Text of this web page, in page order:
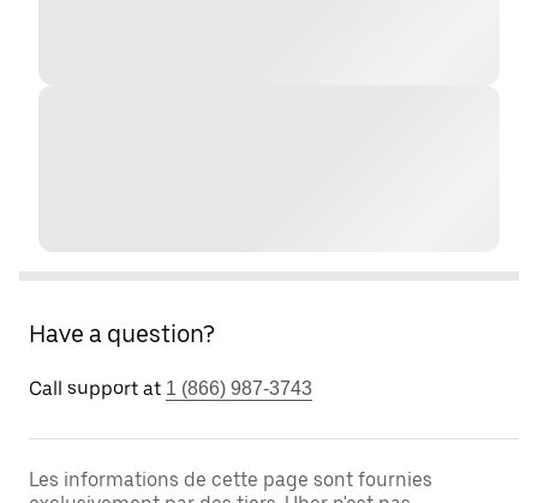
Have a question?
Call support at 1 (866) 987-3743
Les informations de cette page sont fournies